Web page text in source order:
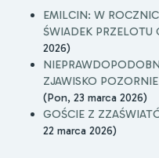
EMILCIN: W
ŚWIADEK PRZELOTU
2026)
ZJAWISKO
(Pon, 23 marca 2026)
GOŚCIE Z
22 marca 2026)